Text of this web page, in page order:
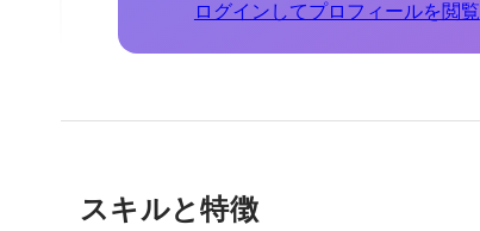
ログインしてプロフィールを閲覧
スキルと特徴